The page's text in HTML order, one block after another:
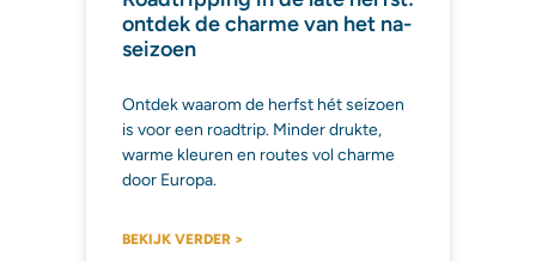
ontdek de charme van het na-
seizoen
Ontdek waarom de herfst hét seizoen
is voor een roadtrip. Minder drukte,
warme kleuren en routes vol charme
door Europa.
BEKIJK VERDER >